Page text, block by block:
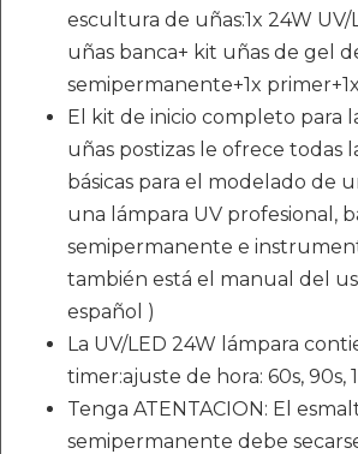
escultura de uñas:1x 24W UV/
uñas banca+ kit uñas de gel
semipermanente+1x
El kit de inicio completo para
uñas postizas le ofrece todas
básicas para el modelado de
una lámpara UV profesional,
semipermanente e
también está el manual del
español )
La UV/LED 24W lámpara
timer:ajuste de hora: 60s, 90s,
Tenga ATENTACION: El
semipermanente debe